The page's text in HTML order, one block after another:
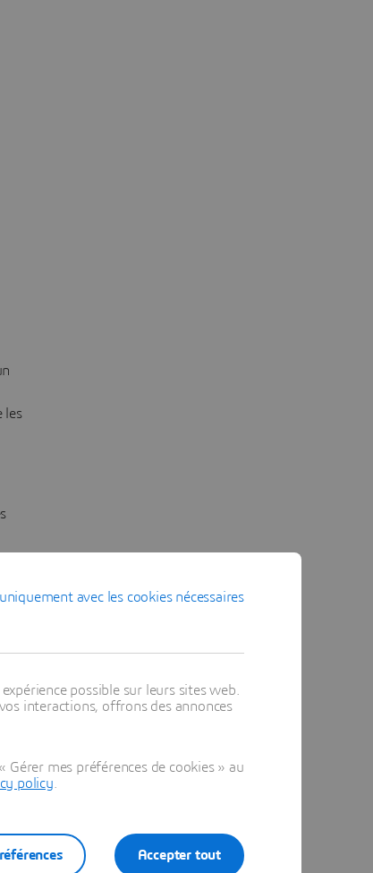
les
avec les cookies nécessaires
possible sur leurs sites web.
interactions, offrons des annonces
mes préférences de cookies » au
policy
Accepter tout